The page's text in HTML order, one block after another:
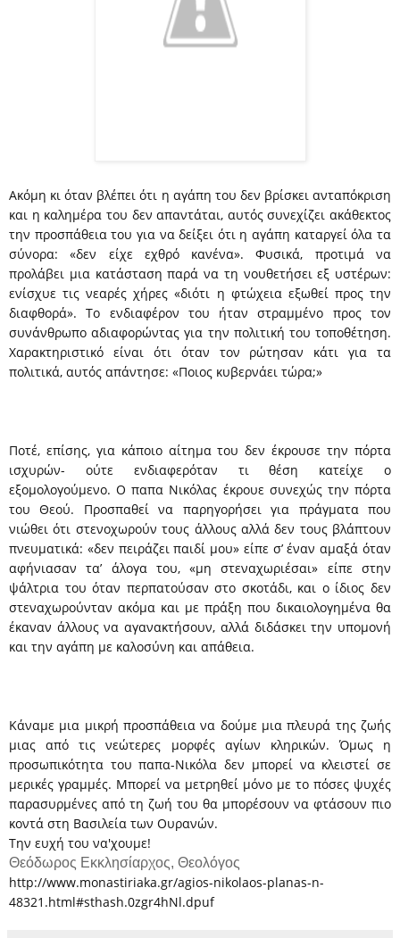
Ακόμη κι όταν βλέπει ότι η αγάπη του δεν βρίσκει ανταπόκριση
και η καλημέρα του δεν απαντάται, αυτός συνεχίζει ακάθεκτος
την προσπάθεια του για να δείξει ότι η αγάπη καταργεί όλα τα
σύνορα: «δεν είχε εχθρό κανένα». Φυσικά, προτιμά να
προλάβει μια κατάσταση παρά να τη νουθετήσει εξ υστέρων:
ενίσχυε τις νεαρές χήρες «διότι η φτώχεια εξωθεί προς την
διαφθορά». Το ενδιαφέρον του ήταν στραμμένο προς τον
συνάνθρωπο αδιαφορώντας για την πολιτική του τοποθέτηση.
Χαρακτηριστικό είναι ότι όταν τον ρώτησαν κάτι για τα
πολιτικά, αυτός απάντησε: «Ποιος κυβερνάει τώρα;»
Ποτέ, επίσης, για κάποιο αίτημα του δεν έκρουσε την πόρτα
ισχυρών- ούτε ενδιαφερόταν τι θέση κατείχε ο
εξομολογούμενο. Ο παπα Νικόλας έκρουε συνεχώς την πόρτα
του Θεού. Προσπαθεί να παρηγορήσει για πράγματα που
νιώθει ότι στενοχωρούν τους άλλους αλλά δεν τους βλάπτουν
πνευματικά: «δεν πειράζει παιδί μου» είπε σ’ έναν αμαξά όταν
αφήνιασαν τα’ άλογα του, «μη στεναχωριέσαι» είπε στην
ψάλτρια του όταν περπατούσαν στο σκοτάδι, και ο ίδιος δεν
στεναχωρούνταν ακόμα και με πράξη που δικαιολογημένα θα
έκαναν άλλους να αγανακτήσουν, αλλά διδάσκει την υπομονή
και την αγάπη με καλοσύνη και απάθεια.
Κάναμε μια μικρή προσπάθεια να δούμε μια πλευρά της ζωής
μιας από τις νεώτερες μορφές αγίων κληρικών. Όμως η
προσωπικότητα του παπα-Νικόλα δεν μπορεί να κλειστεί σε
μερικές γραμμές. Μπορεί να μετρηθεί μόνο με το πόσες ψυχές
παρασυρμένες από τη ζωή του θα μπορέσουν να φτάσουν πιο
κοντά στη Βασιλεία των Ουρανών.
Την ευχή του να'χουμε!
Θεόδωρος Εκκλησίαρχος, Θεολόγος
http://www.monastiriaka.gr/agios-nikolaos-planas-n-
48321.html#sthash.0zgr4hNl.dpuf